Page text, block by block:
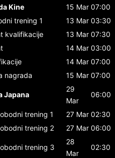
Kine
15 Mar 07:00
trening 1 13 Mar 03:30
kvalifikacije 13 Mar 07:30
14 Mar 03:00
14 Mar 07:00
nagrada 15 Mar 07:00
Japana
29
Mar
06:00
trening 1 27 Mar 02:30
trening 2 27 Mar 06:00
trening 3
28
Mar
02:30